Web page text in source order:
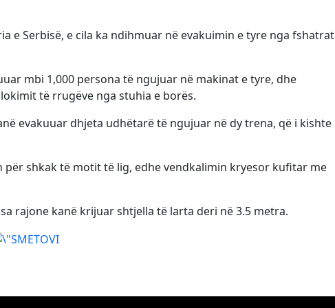
e Serbisë, e cila ka ndihmuar në evakuimin e tyre nga fshatrat
mbi 1,000 persona të ngujuar në makinat e tyre, dhe
të rrugëve nga stuhia e borës.
evakuuar dhjeta udhëtarë të ngujuar në dy trena, që i kishte
shkak të motit të lig, edhe vendkalimin kryesor kufitar me
rajone kanë krijuar shtjella të larta deri në 3.5 metra.